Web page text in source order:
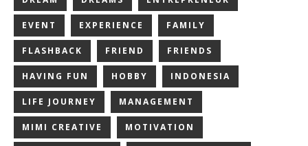
EVENT EXPERIENCE FAMILY
FLASHBACK FRIEND FRIENDS
HAVING FUN HOBBY INDONESIA
LIFE JOURNEY MANAGEMENT
MIMI CREATIVE MOTIVATION